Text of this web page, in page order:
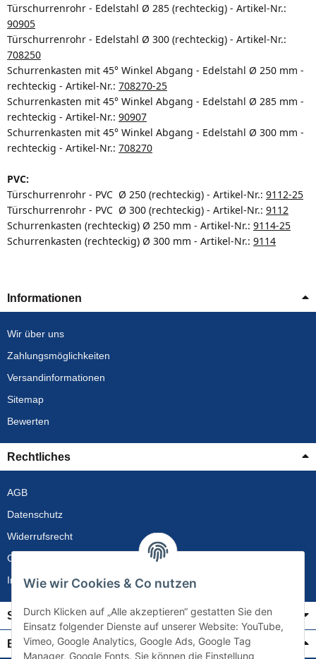
Türschurrenrohr - Edelstahl Ø 285 (rechteckig) - Artikel-Nr.:
90905
Türschurrenrohr - Edelstahl Ø 300 (rechteckig) - Artikel-Nr.:
708250
Schurrenkasten mit 45° Winkel Abgang - Edelstahl Ø 250 mm -
rechteckig - Artikel-Nr.: 708270-25
Schurrenkasten mit 45° Winkel Abgang - Edelstahl Ø 285 mm -
rechteckig - Artikel-Nr.: 90907
Schurrenkasten mit 45° Winkel Abgang - Edelstahl Ø 300 mm -
rechteckig - Artikel-Nr.: 708270
PVC:
Türschurrenrohr - PVC Ø 250 (rechteckig) - Artikel-Nr.: 9112-25
Türschurrenrohr - PVC Ø 300 (rechteckig) - Artikel-Nr.: 9112
Schurrenkasten (rechteckig) Ø 250 mm - Artikel-Nr.: 9114-25
Schurrenkasten (rechteckig) Ø 300 mm - Artikel-Nr.: 9114
Informationen
Wir über uns
Zahlungsmöglichkeiten
Versandinformationen
Sitemap
Bewerten
Rechtliches
AGB
Datenschutz
Widerrufsrecht
Gewährleistung
Impressum
Service
Bezahlung & Versand
Wie wir Cookies & Co nutzen
Durch Klicken auf „Alle akzeptieren“ gestatten Sie den
Einsatz folgender Dienste auf unserer Website: YouTube,
Vimeo, Google Analytics, Google Ads, Google Tag
Manager, Google Fonts. Sie können die Einstellung